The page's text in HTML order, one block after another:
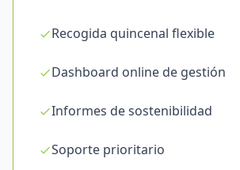
Recogida quincenal flexible
Dashboard online de gestión
Informes de sostenibilidad
Soporte prioritario